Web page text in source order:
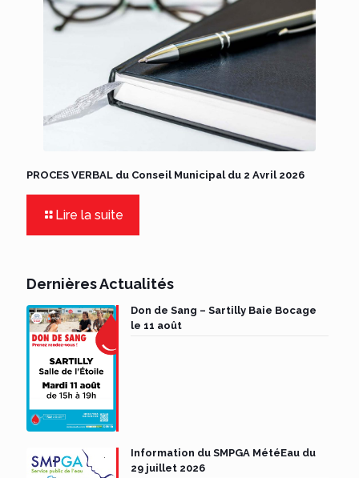
PROCES VERBAL du Conseil Municipal du 2 Avril 2026
Lire la suite
Dernières Actualités
Don de Sang – Sartilly Baie Bocage
le 11 août
Information du SMPGA MétéEau du
29 juillet 2026